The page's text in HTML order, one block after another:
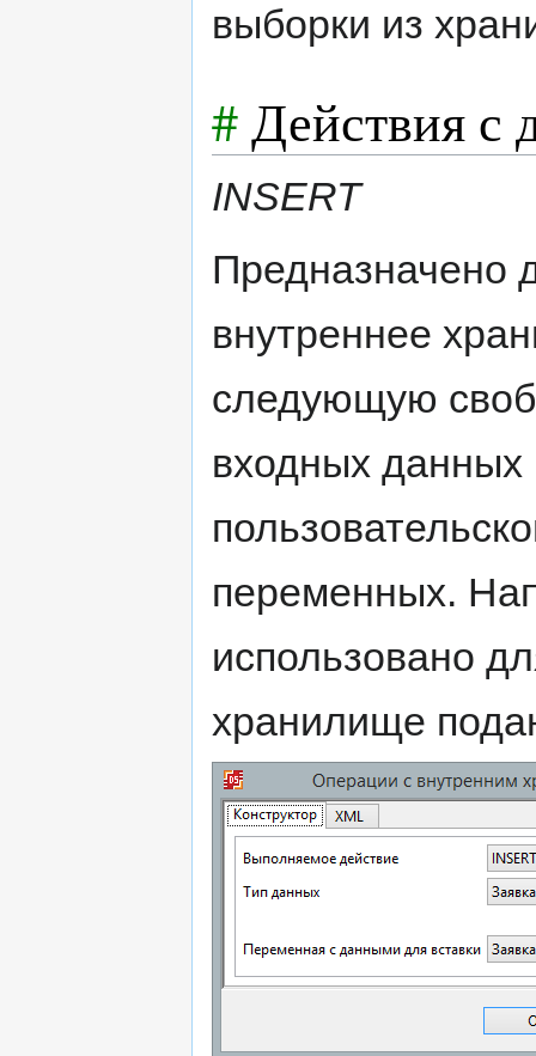
выборки из
#Действия с
INSERT
Предназначено
внутреннее
следующую
входных данных
переменных.
использовано
хранилище